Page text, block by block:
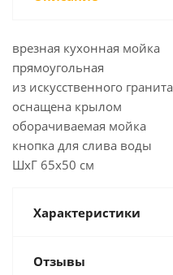
врезная кухонная мойка
прямоугольная
из искусственного гранита
оснащена крылом
оборачиваемая мойка
кнопка для слива воды
ШхГ 65х50 см
Характеристики
Отзывы